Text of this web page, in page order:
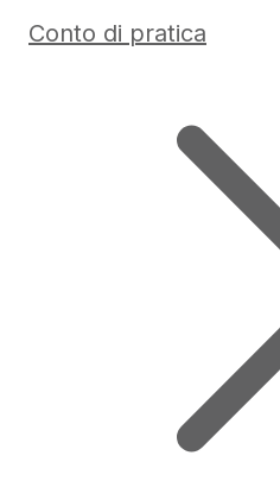
Conto di pratica